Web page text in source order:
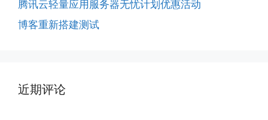
腾讯云轻量应用服务器无忧计划优惠活动
博客重新搭建测试
近期评论